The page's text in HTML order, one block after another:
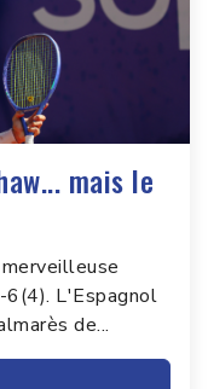
mais le
6(4). L'Espagnol
de...